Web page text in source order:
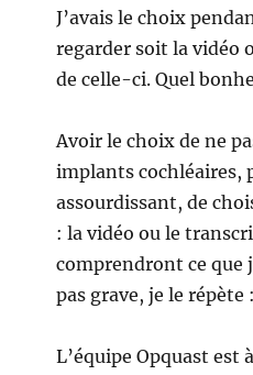
J’avais le choix
regarder soit la vidéo
de celle-ci. Quel
Avoir le choix de ne
implants cochléaires,
assourdissant, de
: la vidéo ou le
comprendront ce que
pas grave, je le
L’équipe Opquast est